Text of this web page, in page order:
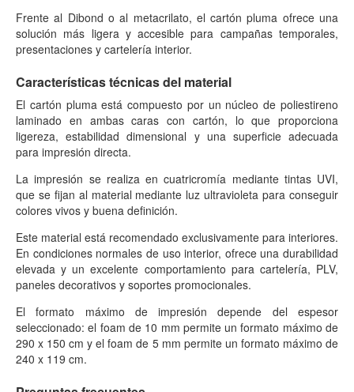
Frente al Dibond o al metacrilato, el cartón pluma ofrece una
solución más ligera y accesible para campañas temporales,
presentaciones y cartelería interior.
Características técnicas del material
El cartón pluma está compuesto por un núcleo de poliestireno
laminado en ambas caras con cartón, lo que proporciona
ligereza, estabilidad dimensional y una superficie adecuada
para impresión directa.
La impresión se realiza en cuatricromía mediante tintas UVI,
que se fijan al material mediante luz ultravioleta para conseguir
colores vivos y buena definición.
Este material está recomendado exclusivamente para interiores.
En condiciones normales de uso interior, ofrece una durabilidad
elevada y un excelente comportamiento para cartelería, PLV,
paneles decorativos y soportes promocionales.
El formato máximo de impresión depende del espesor
seleccionado: el foam de 10 mm permite un formato máximo de
290 x 150 cm y el foam de 5 mm permite un formato máximo de
240 x 119 cm.